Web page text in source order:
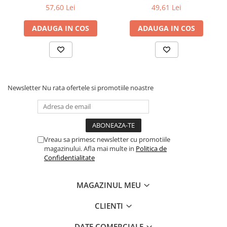
Carti in dar
Carti pentru copii
SF & Fantasy
Carti cartonate
Descopera lumea
eficient impotriva imbatranirii pielii, mentinandu-i
tonicitatea si elasticitatea.
57,60 Lei
ADAUGA IN COS
49,61 Lei
ADAUGA IN COS
Newsletter Nu rata ofertele si promotiile noastre
Vreau sa primesc newsletter cu promotiile
magazinului. Afla mai multe in Politica de
Confidentialitate
MAGAZINUL MEU
CLIENTI